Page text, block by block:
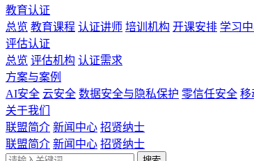
教育认证
总览 教育课程 认证讲师 培训机构 开课安排 学习
评估认证
总览 评估机构 认证需求
方案与案例
AI安全 云安全 数据安全与隐私保护 零信任安全 移
关于我们
联盟简介 新闻中心 招贤纳士
联盟简介 新闻中心 招贤纳士